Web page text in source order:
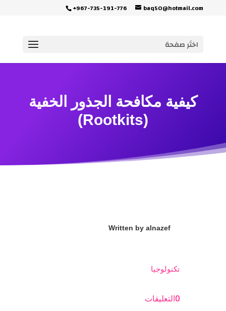
+967-735-191-776 baq50@hotmail.com
اختَر صفحة
كيفية مكافحة الجذور الخفية
(Rootkits)
Written byalnazef
تكنولوجيا
0التعليقات